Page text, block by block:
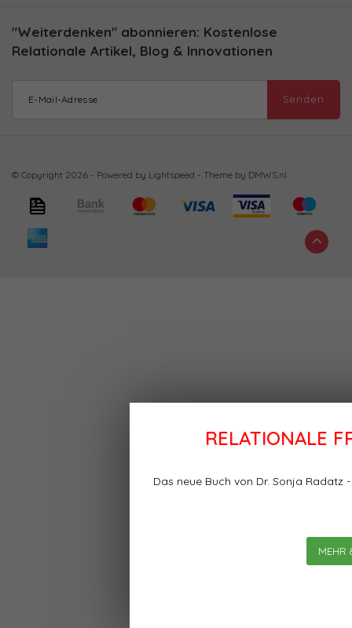
RELATIONALE
Das neue Buch von Dr. Sonja Radatz
MEHR
"Weiterdenken" abonnieren: Kostenlose
Relationale Artikel, Blog & Innovationen
Senden
© Copyright 2026 - Powered by Lightspeed - Theme by DMWS.nl